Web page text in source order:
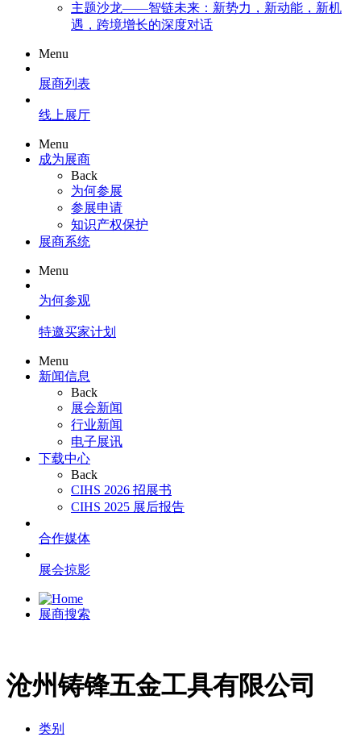
主题沙龙——智链未来：新势力，新动能，新机
遇，跨境增长的深度对话
Menu
展商列表
线上展厅
Menu
成为展商
Back
为何参展
参展申请
知识产权保护
展商系统
Menu
为何参观
特邀买家计划
Menu
新闻信息
Back
展会新闻
行业新闻
电子展讯
下载中心
Back
CIHS 2026 招展书
CIHS 2025 展后报告
合作媒体
展会掠影
展商搜索
沧州铸锋五金工具有限公司
类别